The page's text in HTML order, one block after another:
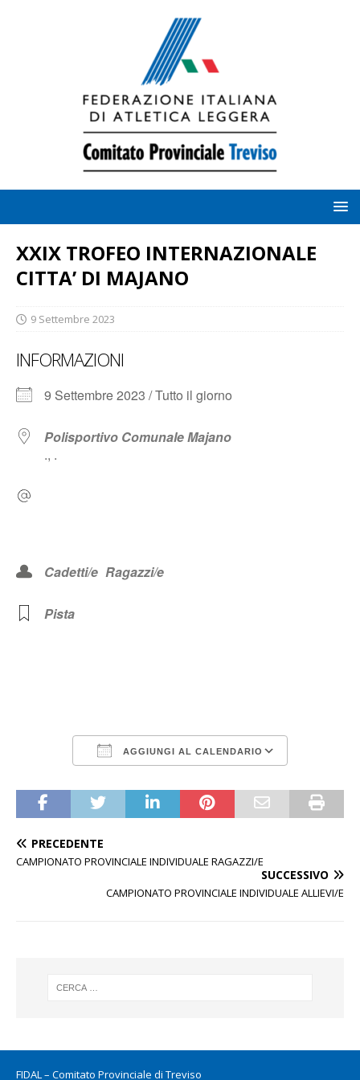
XXIX TROFEO INTERNAZIONALE
CITTA’ DI MAJANO
9 Settembre 2023
INFORMAZIONI
9 Settembre 2023 / Tutto il giorno
Polisportivo Comunale Majano
., .
Cadetti/e Ragazzi/e
Pista
AGGIUNGI AL CALENDARIO
Download ICS Google
PRECEDENTE
CAMPIONATO PROVINCIALE INDIVIDUALE RAGAZZI/E
SUCCESSIVO
CAMPIONATO PROVINCIALE INDIVIDUALE ALLIEVI/E
FIDAL – Comitato Provinciale di Treviso